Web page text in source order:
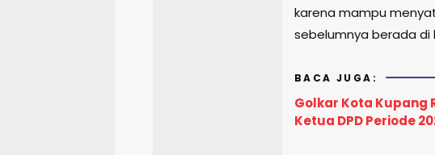
karena mampu
sebelumnya berada di
BACA JUGA:
Golkar Kota Kupang
Ketua DPD Periode